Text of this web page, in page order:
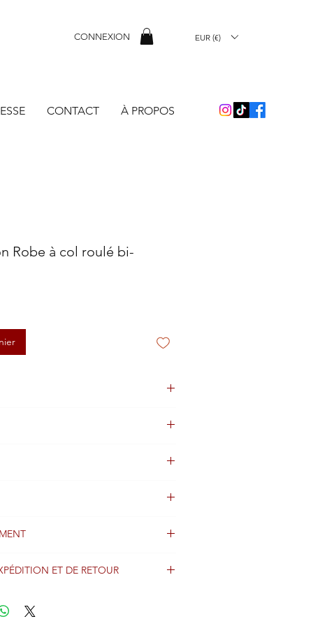
CONNEXION EUR (€)
CONTACT À PROPOS
Robe à col roulé bi-
ET DE RETOUR
du paiement et sont acheminés